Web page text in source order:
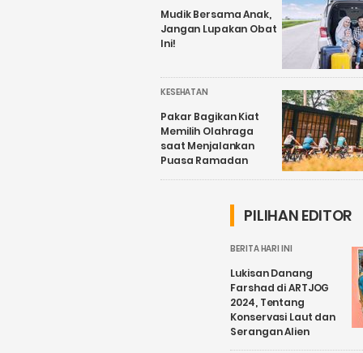
Mudik Bersama Anak,
Jangan Lupakan Obat
Ini!
KESEHATAN
Pakar Bagikan Kiat
Memilih Olahraga
saat Menjalankan
Puasa Ramadan
PILIHAN EDITOR
BERITA HARI INI
Lukisan Danang
Farshad di ARTJOG
2024, Tentang
Konservasi Laut dan
Serangan Alien